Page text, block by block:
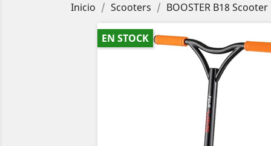
Inicio Scooters BOOSTER B18
EN STOCK